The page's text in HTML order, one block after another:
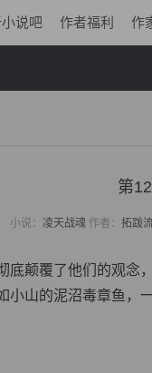
说吧 作者福利 作
第
小说： 凌天战魂作者： 拓跋
颠覆了他们的观念
小山的泥沼毒章鱼，